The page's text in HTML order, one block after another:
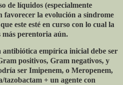
de líquidos (especialmente
favorecer la evolución a síndrome
este esté en curso con lo cual la
perentoria aún.
empírica inicial debe ser
positivos, Gram negativos, y
ser Imipenem, o Meropenem,
+ un agente con